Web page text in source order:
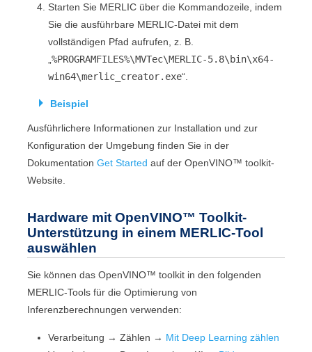
Starten Sie MERLIC über die Kommandozeile, indem
Sie die ausführbare MERLIC-Datei mit dem
vollständigen Pfad aufrufen, z. B.
„%PROGRAMFILES%\MVTec\MERLIC-5.8\bin\x64-
win64\merlic_creator.exe“.
Beispiel
Ausführlichere Informationen zur Installation und zur
Konfiguration der Umgebung finden Sie in der
DokumentationGet Started auf derOpenVINO™ toolkit-
Website.
Hardware mitOpenVINO™ Toolkit-
Unterstützung in einem MERLIC-Tool
auswählen
Sie können dasOpenVINO™ toolkit in den folgenden
MERLIC-Tools für die Optimierung von
Inferenzberechnungen verwenden:
Verarbeitung →Zählen → Mit Deep Learning zählen